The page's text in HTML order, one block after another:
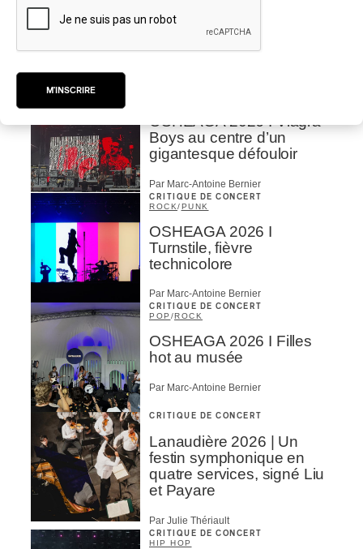
OSHEAGA 2026 I Not For
Radio se réincarne sur la
OSHEAGA 2026 I Viagra
Boys au centre d’un
gigantesque défouloir
Par Marc-Antoine Bernier
CRITIQUE DE CONCERT
ROCK/PUNK
OSHEAGA 2026 I
Turnstile, fièvre
technicolore
Par Marc-Antoine Bernier
CRITIQUE DE CONCERT
POP /ROCK
OSHEAGA 2026 I Filles
hot au musée
Par Marc-Antoine Bernier
CRITIQUE DE CONCERT
Lanaudière 2026 | Un
festin symphonique en
quatre services, signé Liu
et Payare
Par Julie Thériault
CRITIQUE DE CONCERT
HIP HOP
M'INSCRIRE